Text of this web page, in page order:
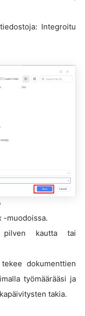
Integroitu
-muodoissa.
pilven kautta tai
dokumenttien
työmäärääsi ja
takia.